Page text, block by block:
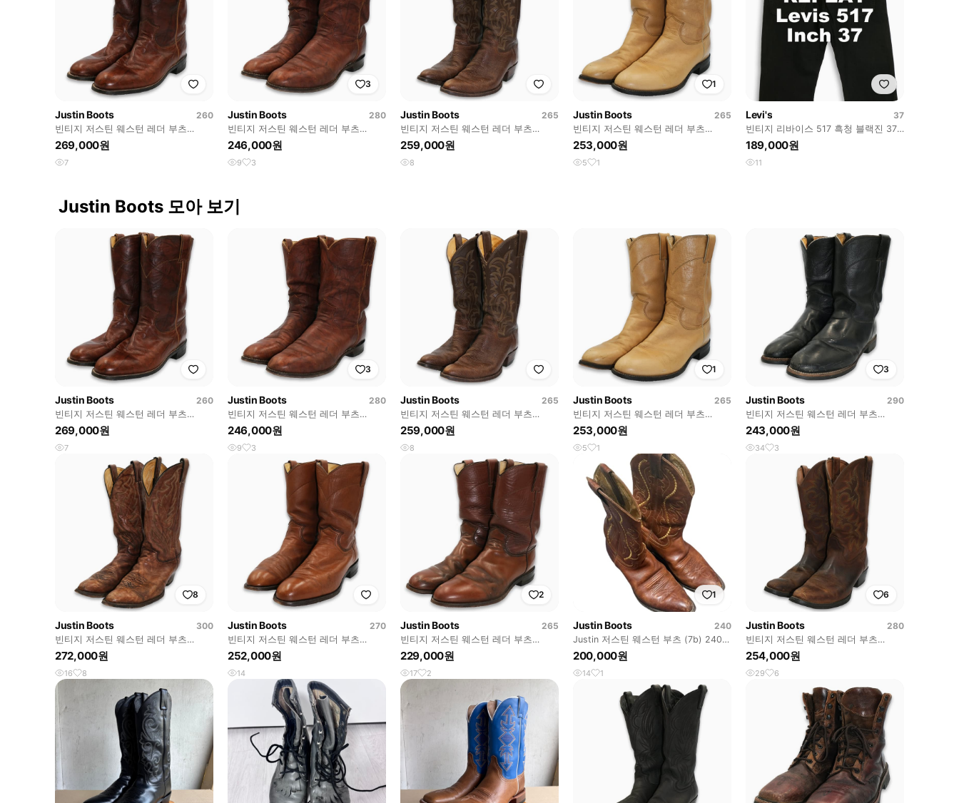
Justin Boots
260
빈티지 저스틴 웨스턴 레더 부츠
8.5B(260)사이즈 BT26015
269,000원
7
3
Justin Boots
280
빈티지 저스틴 웨스턴 레더 부츠
10D(280)사이즈 BT28019
246,000원
9 3
Justin Boots
265
빈티지 저스틴 웨스턴 레더 부츠
8.5D(265)사이즈 BT26519
259,000원
8
1
Justin Boots
265
빈티지 저스틴 웨스턴 레더 부츠
8.5D(265)사이즈 BT26518
253,000원
5 1
Levi's
37
빈티지 리바이스 517 흑청 블랙진 37
인치 LV5173891
189,000원
11
Justin Boots 모아 보기
Justin Boots
260
빈티지 저스틴 웨스턴 레더 부츠
8.5B(260)사이즈 BT26015
269,000원
7
3
Justin Boots
280
빈티지 저스틴 웨스턴 레더 부츠
10D(280)사이즈 BT28019
246,000원
9 3
Justin Boots
265
빈티지 저스틴 웨스턴 레더 부츠
8.5D(265)사이즈 BT26519
259,000원
8
1
Justin Boots
265
빈티지 저스틴 웨스턴 레더 부츠
8.5D(265)사이즈 BT26518
253,000원
5 1
3
Justin Boots
290
빈티지 저스틴 웨스턴 레더 부츠
11D(290)사이즈 BT29003
243,000원
34 3
8
Justin Boots
300
빈티지 저스틴 웨스턴 레더 부츠
12D(300)사이즈 BT30001
272,000원
16 8
Justin Boots
270
빈티지 저스틴 웨스턴 레더 부츠
9D(270)사이즈 BT27035
252,000원
14
2
Justin Boots
265
빈티지 저스틴 웨스턴 레더 부츠
8.5D(265)사이즈 BT26517
229,000원
17 2
1
Justin Boots
240
Justin 저스틴 웨스턴 부츠 (7b) 240-
250
200,000원
14 1
6
Justin Boots
280
빈티지 저스틴 웨스턴 레더 부츠
10(280)사이즈 BT28017
254,000원
29 6